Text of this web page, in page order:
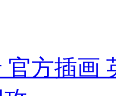
官方插画